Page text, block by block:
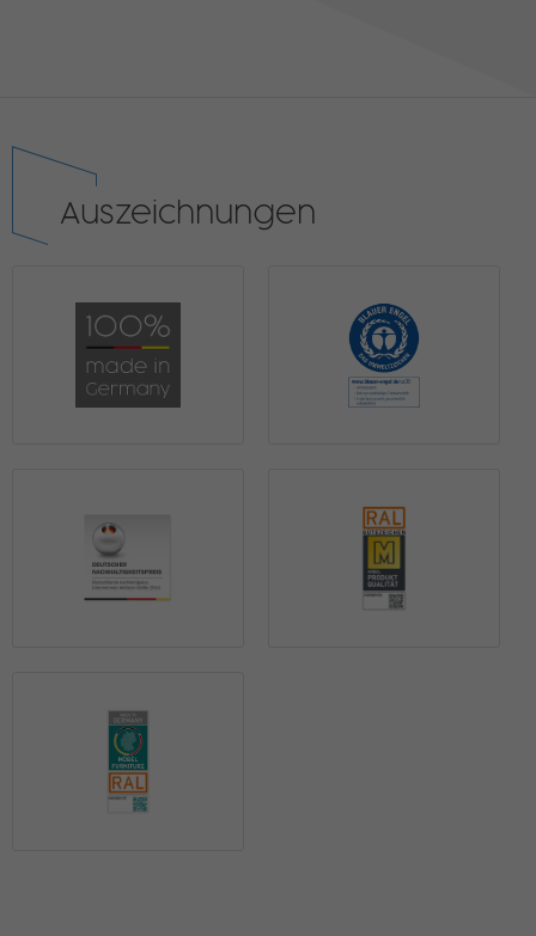
Auszeichnungen